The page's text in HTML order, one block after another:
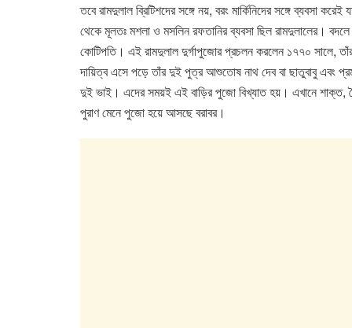
তবে রামদুলাল ব্রিটিশদের সঙ্গে নয়, বরং মার্কিনিদের সঙ্গে ব্যবসা
থেকে মূলতঃ মশলা ও মসলিন রফতানির ব্যবসা ছিল রামদুলালের।
কোটিপতি। এই রামদুলাল দুর্গাপুজোর প্রচলন করলেন ১৭৭০ সালে,
দায়িত্ব এসে পড়ে তাঁর দুই পুত্র আশুতোষ নাথ দেব বা ছাতুবাবু এবং
দুই ভাই। এদের সময়ই এই বাড়ির পুজো বিখ্যাত হয়। এখানে শাক্ত,
পুরাণ মেনে পুজো হয়ে আসছে বরাবর।